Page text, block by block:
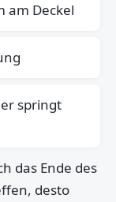
am Deckel
springt
das Ende des
desto